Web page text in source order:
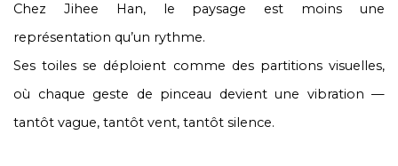
Chez Jihee Han, le paysage est moins une
représentation qu’un rythme.
Ses toiles se déploient comme des partitions visuelles,
où chaque geste de pinceau devient une vibration —
tantôt vague, tantôt vent, tantôt silence.